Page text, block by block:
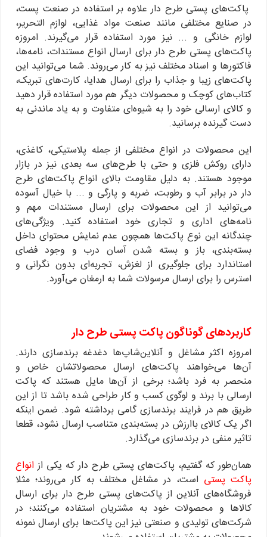
پاکت‌های پستی طرح دار علاوه بر استفاده در صنعت پست،
در صنایع مختلفی مانند صنعت مواد غذایی، لوازم التحریر،
لوازم خانگی و ... نیز مورد استفاده قرار می‌گیرند. امروزه
پاکت‌های پستی طرح دار برای ارسال انواع مستندات، نامه‌ها،
فاکتورها و اسناد مختلف نیز به کار می‌روند. شما می‌توانید این
پاکت‌های زیبا و جذاب را برای ارسال هدایا، کارت‌های تبریک،
کتاب‌های کوچک و محصولات دیگر هم مورد استفاده قرار دهید
و کالای ارسالی خود را به شیوه‌ای متفاوت و به‌ یاد ماندنی به
دست گیرنده برسانید.
این محصولات در انواع مختلفی از جمله پلاستیکی، کاغذی،
دارای روکش فلزی و حتی با طرح‌های سه بعدی نیز در بازار
موجود هستند. به دلیل مقاومت بالای انواع پاکت‌های طرح
دار در برابر آب و رطوبت، ضربه و پارگی و ... با خیال آسوده
می‌توانید از این محصولات برای ارسال مستندات مهم و
نامه‌های اداری و تجاری خود استفاده کنید. ویژگی‌های
چندگانه این نوع پاکت‌ها همچون عدم نمایش محتوای داخل
بسته‌بندی، باز و بسته شدن آسان درب و وجود فضای
استاندارد برای جلوگیری از لغزش، تجربه‌ای بدون نگرانی و
استرس را برای ارسال مرسولات شما به ارمغان می‌آورد.
کاربردهای گوناگون پاکت پستی طرح دار
امروزه اکثر مشاغل و آنلاین‌شاپ‌ها دغدغه برندسازی دارند.
آن‌ها می‌خواهند پاکت‌های ارسال محصولاتشان خاص و
منحصر به فرد باشد؛ برخی از آن‌ها مایل هستند که پاکت
ارسالی با برند و لوگوی کسب و کار طراحی شده باشد تا از این
طریق هم در فرایند برندسازی گامی برداشته شود. ضمن اینکه
اگر یک کالای باارزش در بسته‌بندی متناسب ارسال نشود، قطعا
تاثیر منفی در برندسازی می‌گذارد.
همان‌طور که گفتیم، پاکت‌های پستی طرح دار که یکی از انواع
پاکت پستی است، در مشاغل مختلف به کار می‌روند؛ مثلا
فروشگاه‌های آنلاین از پاکت‌های پستی طرح دار برای ارسال
کالاها و محصولات خود به مشتریان استفاده می‌کنند؛ در
شرکت‌های تولیدی و صنعتی نیز این پاکت‌ها برای ارسال نمونه